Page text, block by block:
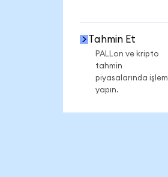
Tahmin Et
PALLon ve kripto
tahmin
piyasalarında işlem
yapın.